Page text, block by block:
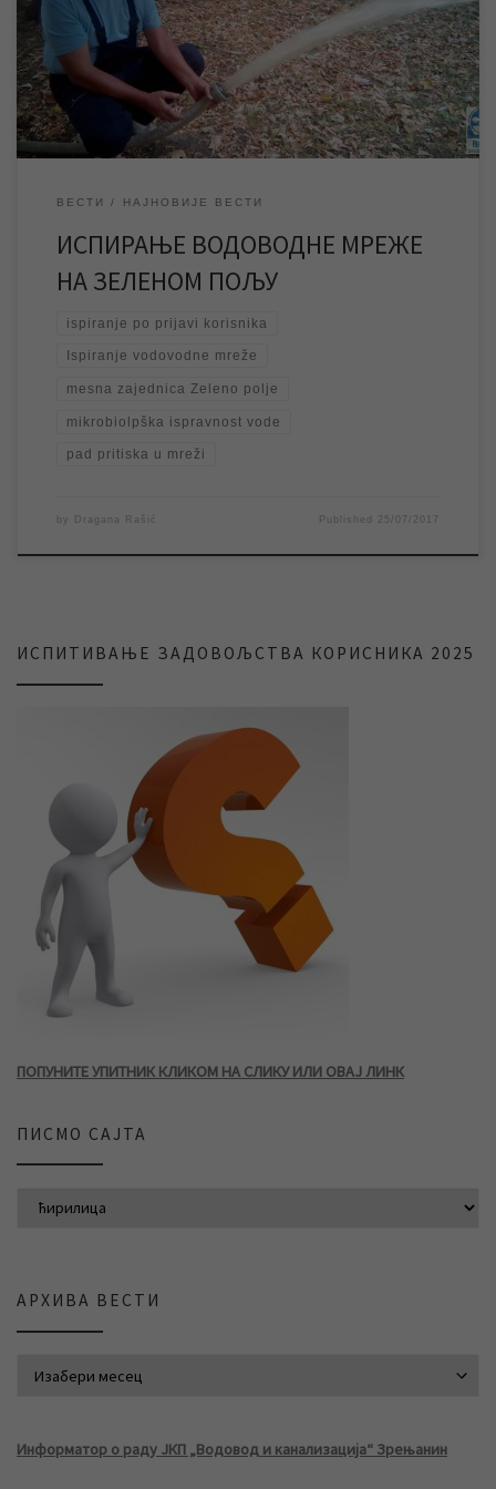
водоводне мреже на Зеленом Пољу, што ће бити друго
овогодишње планско испирање мреже на територији ове
градске месне заједнице. У току преподневних часова, док
траје испирање мреже, постоји могућност да дође […]
ВЕСТИ НАЈНОВИЈЕ ВЕСТИ
ИСПИРАЊЕ ВОДОВОДНЕ МРЕЖЕ
НА ЗЕЛЕНОМ ПОЉУ
ispiranje po prijavi korisnika
Ispiranje vodovodne mreže
mesna zajednica Zeleno polje
mikrobiolpška ispravnost vode
pad pritiska u mreži
by Dragana Rašić Published 25/07/2017
ИСПИТИВАЊЕ ЗАДОВОЉСТВА КОРИСНИКА 2025
ПОПУНИТЕ УПИТНИК КЛИКОМ НА СЛИКУ ИЛИ ОВАЈ ЛИНК
ПИСМО САЈТА
АРХИВА ВЕСТИ
Информатор о раду ЈКП „Водовод и канализација“ Зрењанин